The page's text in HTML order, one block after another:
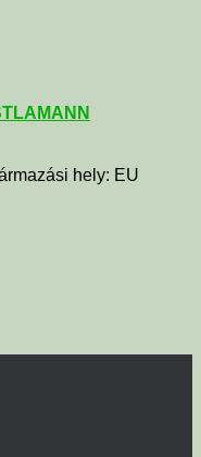
hely: EU